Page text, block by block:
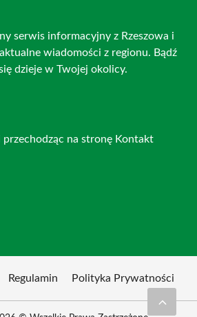
serwis informacyjny z Rzeszowa i
wiadomości z regionu. Bądź
dzieje w Twojej okolicy.
na stronę Kontakt
Regulamin Polityka Prywatności